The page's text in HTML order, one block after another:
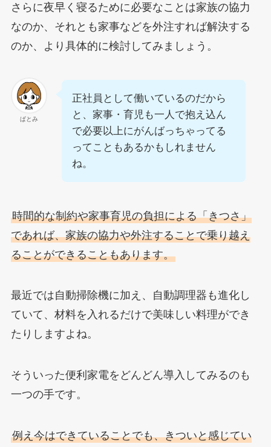
さらに夜早く寝るために必要なことは家族の協力
なのか、それとも家事などを外注すれば解決する
のか、より具体的に検討してみましょう。
ぱとみ
正社員として働いているのだから
と、家事・育児も一人で抱え込ん
で必要以上にがんばっちゃってる
ってこともあるかもしれません
ね。
時間的な制約や家事育児の負担による「きつさ」
であれば、家族の協力や外注することで乗り越え
ることができることもあります。
最近では自動掃除機に加え、自動調理器も進化し
ていて、材料を入れるだけで美味しい料理ができ
たりしますよね。
そういった便利家電をどんどん導入してみるのも
一つの手です。
例え今はできていることでも、きついと感じてい